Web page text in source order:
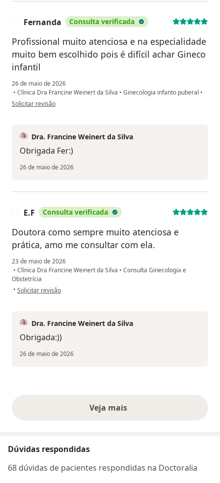
Fernanda Consulta verificada
Profissional muito atenciosa e na especialidade
muito bem escolhido pois é difícil achar Gineco
infantil
26 de maio de 2026
• Clínica Dra Francine Weinert da Silva • Ginecologia infanto puberal •
na opinião do utilizador Fernanda
Solicitar revisão
Dra. Francine Weinert da Silva
Obrigada Fer:)
26 de maio de 2026
E.F Consulta verificada
Doutora como sempre muito atenciosa e
prática, amo me consultar com ela.
23 de maio de 2026
• Clínica Dra Francine Weinert da Silva • Consulta Ginecologia e
Obstetrícia
• na opinião do utilizador E.F
Solicitar revisão
Dra. Francine Weinert da Silva
Obrigada:))
26 de maio de 2026
Veja maisopiniões acima
Dúvidas respondidas
68 dúvidas de pacientes respondidas na Doctoralia